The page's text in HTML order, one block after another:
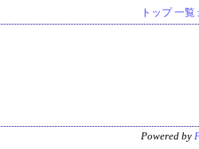
トップ 一覧
Powered by